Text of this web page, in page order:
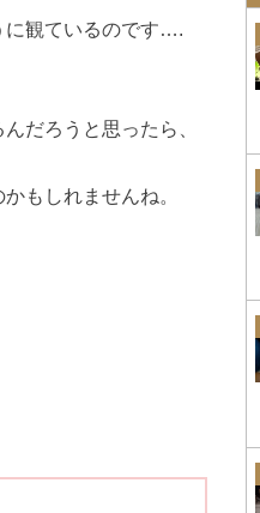
に観ているのです….
だろうと思ったら、
もしれませんね。